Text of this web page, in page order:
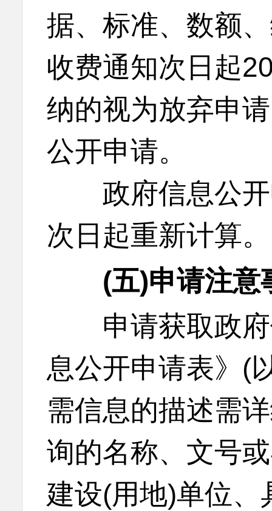
据、标准、数额
收费通知次日起
纳的视为放弃申
公开申请。
政府信息公开
次日起重新计算。
(五)申请注意
申请获取政府
息公开申请表》(
需信息的描述需
询的名称、文号
建设(用地)单位、